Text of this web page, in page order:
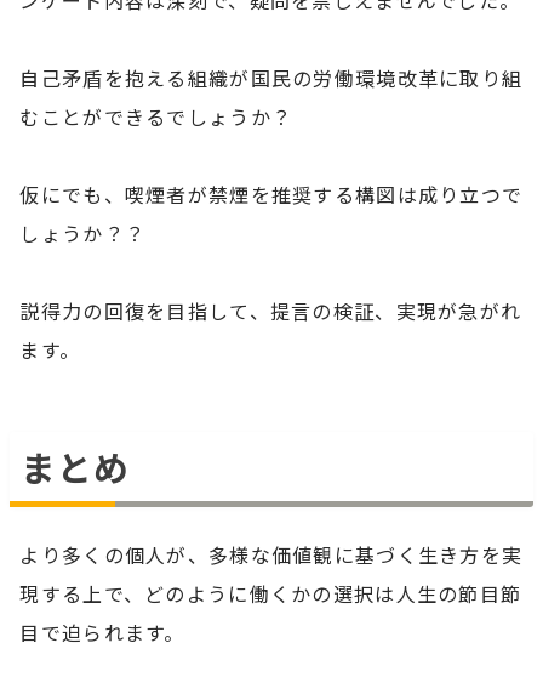
自己矛盾を抱える組織が国民の労働環境改革に取り組
むことができるでしょうか？
仮にでも、喫煙者が禁煙を推奨する構図は成り立つで
しょうか？？
説得力の回復を目指して、提言の検証、実現が急がれ
ます。
まとめ
より多くの個人が、多様な価値観に基づく生き方を実
現する上で、どのように働くかの選択は人生の節目節
目で迫られます。